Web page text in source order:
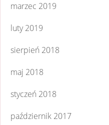
marzec 2019
luty 2019
sierpień 2018
maj 2018
styczeń 2018
październik 2017